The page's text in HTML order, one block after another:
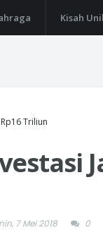
Kisah
Triliun
7 Mei 2018 0